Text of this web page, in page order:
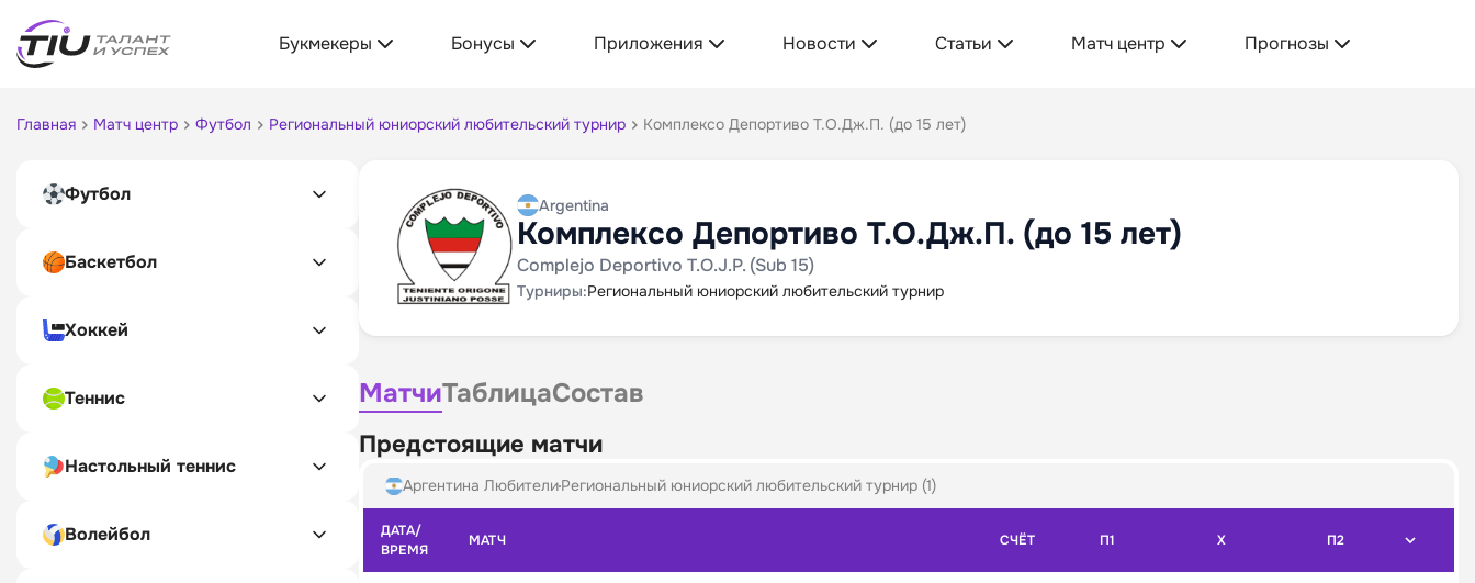
Букмекеры Бонусы Приложения Новости Статьи Матч центр Прогнозы
Главная Матч центр Футбол Региональный юниорский любительский турнир Комплексо Депортиво Т.О.Дж.П. (до 15 лет)
Футбол
Баскетбол
Хоккей
Теннис
Настольный теннис
Волейбол
Argentina
Комплексо Депортиво Т.О.Дж.П. (до 15 лет)
Complejo Deportivo T.O.J.P. (Sub 15)
Турниры:Региональный юниорский любительский турнир
МатчиТаблицаСостав
Предстоящие матчи
Аргентина ЛюбителиРегиональный юниорский любительский турнир (1)
ДАТА/
ВРЕМЯ
МАТЧ СЧЁТ П1 X П2